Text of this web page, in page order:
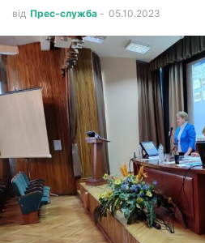
від Прес-служба - 05.10.2023